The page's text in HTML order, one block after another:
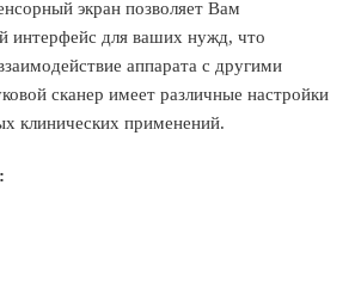
экран позволяет Вам
интерфейс для ваших нужд, что
аппарата с другими
сканер имеет различные настройки
клинических применений.